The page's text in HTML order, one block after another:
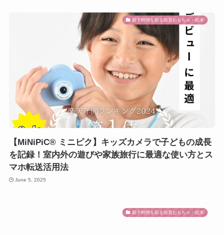
親子時間を彩る知育おもちゃ・絵本
【MiNiPiC® ミニピク】キッズカメラで子どもの成長
を記録！室内外の遊びや家族旅行に最適な使い方とス
マホ転送活用法
June 5, 2025
親子時間を彩る知育おもちゃ・絵本